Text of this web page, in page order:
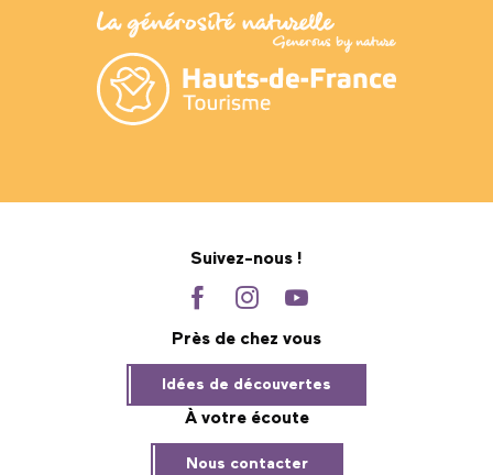
Suivez-nous !
Près de chez vous
Idées de découvertes
À votre écoute
Nous contacter